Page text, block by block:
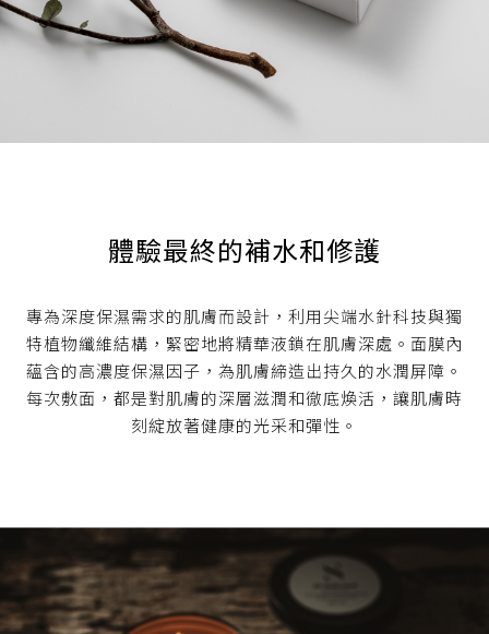
體驗最終的補水和修護
專為深度保濕需求的肌膚而設計，利用尖端水針科技與獨
特植物纖維結構，緊密地將精華液鎖在肌膚深處。面膜內
蘊含的高濃度保濕因子，為肌膚締造出持久的水潤屏障。
每次敷面，都是對肌膚的深層滋潤和徹底煥活，讓肌膚時
刻綻放著健康的光采和彈性。